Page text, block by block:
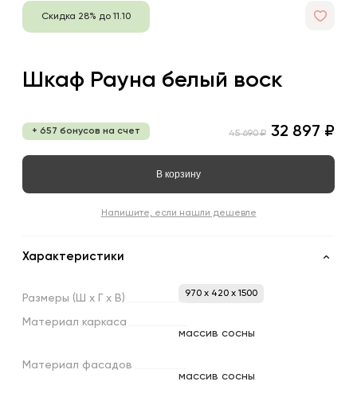
Скидка 28% до 11.10
Шкаф Рауна белый воск
+ 657 бонусов на счет 45 690 ₽ 32 897 ₽
В корзину
Напишите, если нашли дешевле
Характеристики
Размеры (Ш х х В) 970 x 420 x 1500
Материал каркаса
массив сосны
Материал фасадов
массив сосны